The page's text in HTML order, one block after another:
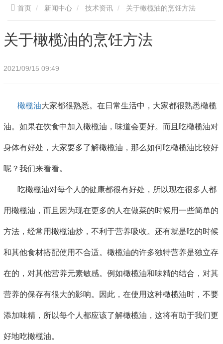
首页 新闻中心 技术资讯 关于橄榄油的烹饪方法
关于橄榄油的烹饪方法
2021/09/15 09:49
橄榄油大家都很熟悉。在日常生活中，大家都很熟悉橄榄
油。如果在饮食中加入橄榄油，味道会更好。而且吃橄榄油对
身体有好处，大家要多了解橄榄油，那么如何吃橄榄油比较好
呢？我们来看看。
吃橄榄油对每个人的健康都很有好处，所以现在很多人都
用橄榄油，而且因为现在更多的人在做菜的时候用一些简单的
方法，经常用橄榄油炒，不利于营养吸收。还有就是吃的时候
和其他食材搭配使用不合适。橄榄油的许多独特营养是独立存
在的，对其他营养元素敏感。例如橄榄油和味精的结合，对其
营养的保存有很大的影响。因此，在使用这种橄榄油时，不要
添加味精，所以每个人都应该了解橄榄油，这将有助于我们更
好地吃橄榄油。